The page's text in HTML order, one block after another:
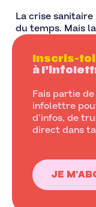
La crise
du temps. Mais
Inscris-toi
à
Fais partie
infolettre
d’infos, de
direct dans
JE